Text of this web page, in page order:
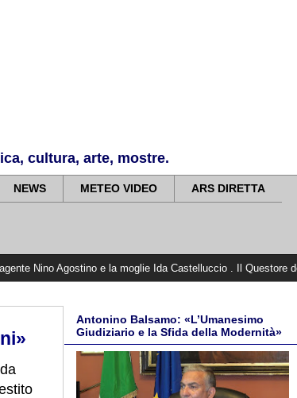
cultura, arte, mostre.
NEWS METEO VIDEO ARS DIRETTA
e la moglie Ida Castelluccio . Il Questore depone una
Antonino Balsamo: «L’Umanesimo
Giudiziario e la Sfida della Modernità»